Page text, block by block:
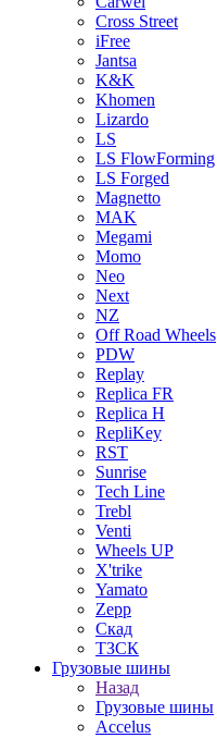
Cross Street
iFree
Jantsa
K&K
Khomen
Lizardo
LS
LS FlowForming
LS Forged
Magnetto
MAK
Megami
Momo
Neo
Next
NZ
Off Road Wheels
PDW
Replay
Replica FR
Replica H
RepliKey
RST
Sunrise
Tech Line
Trebl
Venti
Wheels UP
X'trike
Yamato
Zepp
Скад
ТЗСК
Грузовые шины
Назад
Грузовые шины
Accelus